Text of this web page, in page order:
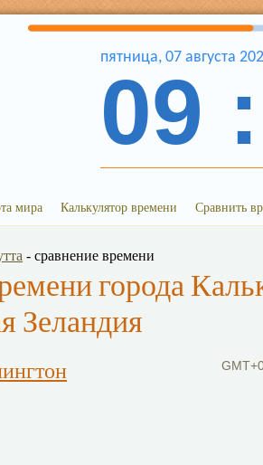
пятница, 07 августа
09 :
мира Калькулятор времени Сравнить
- сравнение времени
города
Зеландия